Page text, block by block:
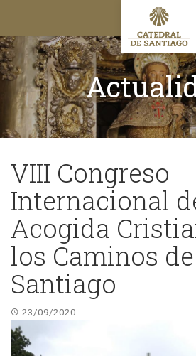
Toggle
navigation
VIII Congreso
Internacional
Acogida
los Caminos de
Santiago
23/09/2020